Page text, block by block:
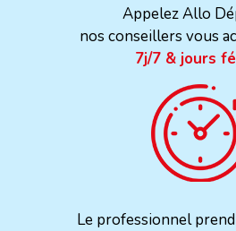
Appelez Allo
nos conseillers vous
7j/7 & jours
Le professionnel